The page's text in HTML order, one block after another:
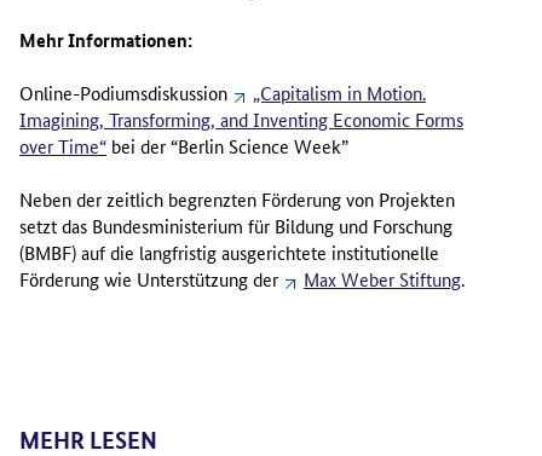
Mehr Informationen:
Online-Podiumsdiskussion
„Capitalism in Motion.
Imagining, Transforming, and Inventing Economic Forms
over Time“ bei der “Berlin Science Week”
Neben der zeitlich begrenzten Förderung von Projekten
setzt das Bundesministerium für Bildung und Forschung
(BMBF) auf die langfristig ausgerichtete institutionelle
Förderung wie Unterstützung der
Max Weber Stiftung.
MEHR LESEN